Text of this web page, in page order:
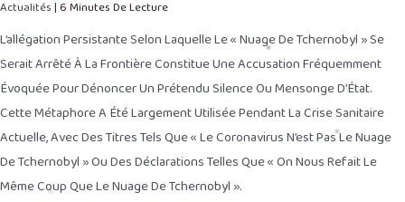
Actualités| 6 Minutes De Lecture
L’allégation Persistante Selon Laquelle Le « Nuage De Tchernobyl » Se
Serait Arrêté À La Frontière Constitue Une Accusation Fréquemment
Évoquée Pour Dénoncer Un Prétendu Silence Ou Mensonge D’État.
Cette Métaphore A Été Largement Utilisée Pendant La Crise Sanitaire
Actuelle, Avec Des Titres Tels Que « Le Coronavirus N’est Pas Le Nuage
De Tchernobyl » Ou Des Déclarations Telles Que « On Nous Refait Le
Même Coup Que Le Nuage De Tchernobyl ».